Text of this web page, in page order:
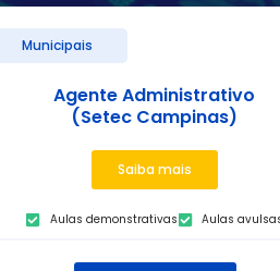
Municipais
Agente Administrativo
(Setec Campinas)
Saiba mais
Aulas demonstrativas Aulas